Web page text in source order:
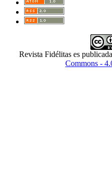
Revista Fidélitas es
Commons -